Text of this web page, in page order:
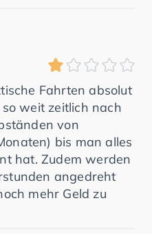
Fahrten absolut
weit zeitlich nach
von
bis man alles
hat. Zudem werden
angedreht
mehr Geld zu